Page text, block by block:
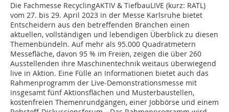
Die Fachmesse RecyclingAKTIV & TiefbauLIVE (kurz: RATL)
vom 27. bis 29. April 2023 in der Messe Karlsruhe bietet
Entscheidern aus den betreffenden Branchen einen
aktuellen, vollständigen und lebendigen Überblick zu diesen
Themenbündeln. Auf mehr als 95.000 Quadratmetern
Messefläche, davon 95 % im Freien, zeigen die über 260
Ausstellenden ihre Maschinentechnik weitaus überwiegend
live in Aktion. Eine Fülle an Informationen bietet auch das
Rahmenprogramm der Live-Demonstrationsmesse mit
insgesamt fünf Aktionsflächen und Musterbaustellen,
kostenfreien Themenrundgängen, einer Jobbörse und einem